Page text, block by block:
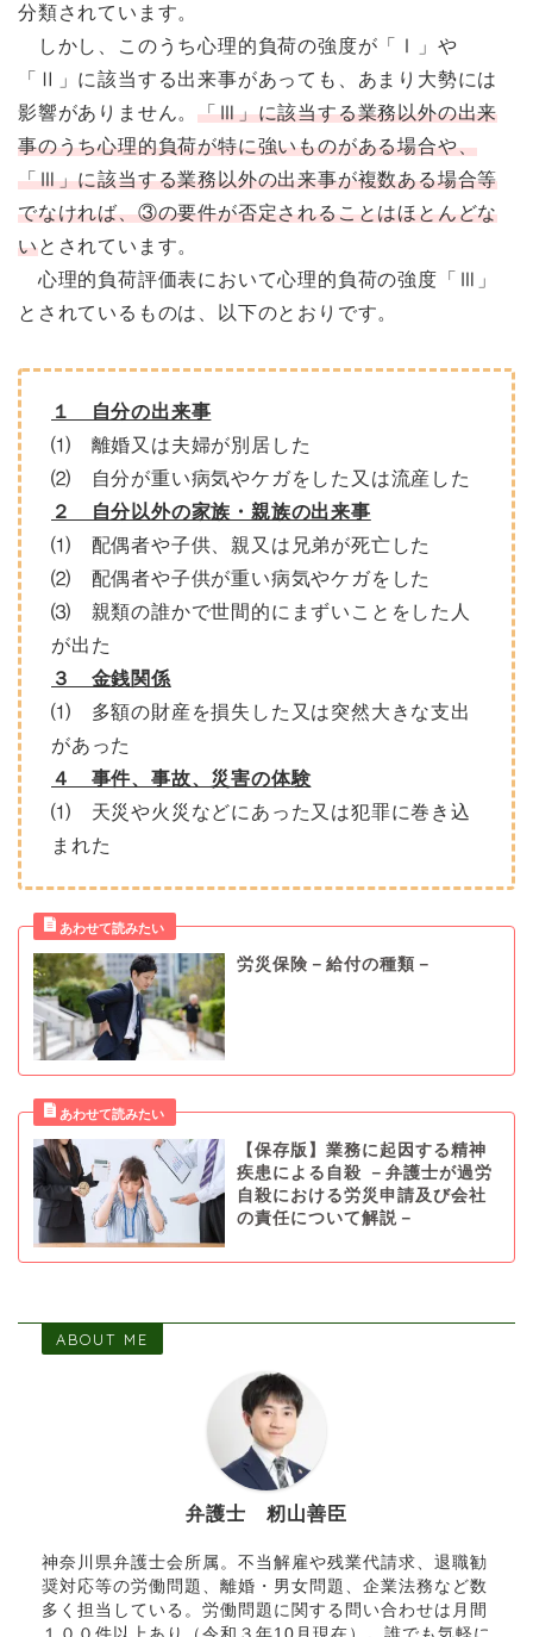
分類されています。
しかし、このうち心理的負荷の強度が「Ⅰ」や
「Ⅱ」に該当する出来事があっても、あまり大勢には
影響がありません。「Ⅲ」に該当する業務以外の出来
事のうち心理的負荷が特に強いものがある場合や、
「Ⅲ」に該当する業務以外の出来事が複数ある場合等
でなければ、③の要件が否定されることはほとんどな
いとされています。
心理的負荷評価表において心理的負荷の強度「Ⅲ」
とされているものは、以下のとおりです。
１ 自分の出来事
⑴ 離婚又は夫婦が別居した
⑵ 自分が重い病気やケガをした又は流産した
２ 自分以外の家族・親族の出来事
⑴ 配偶者や子供、親又は兄弟が死亡した
⑵ 配偶者や子供が重い病気やケガをした
⑶ 親類の誰かで世間的にまずいことをした人
が出た
３ 金銭関係
⑴ 多額の財産を損失した又は突然大きな支出
があった
４ 事件、事故、災害の体験
⑴ 天災や火災などにあった又は犯罪に巻き込
まれた
労災保険－給付の種類－
【保存版】業務に起因する精神
疾患による自殺 －弁護士が過労
自殺における労災申請及び会社
の責任について解説－
ABOUT ME
弁護士 籾山善臣
神奈川県弁護士会所属。不当解雇や残業代請求、退職勧
奨対応等の労働問題、離婚・男女問題、企業法務など数
多く担当している。労働問題に関する問い合わせは月間